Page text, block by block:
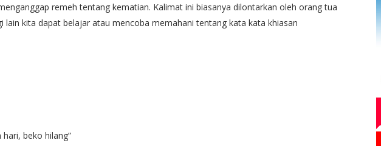
remeh tentang kematian. Kalimat ini biasanya dilontarkan oleh orang tua
lain kita dapat belajar atau mencoba memahani tentang kata kata khiasan
beko hilang”